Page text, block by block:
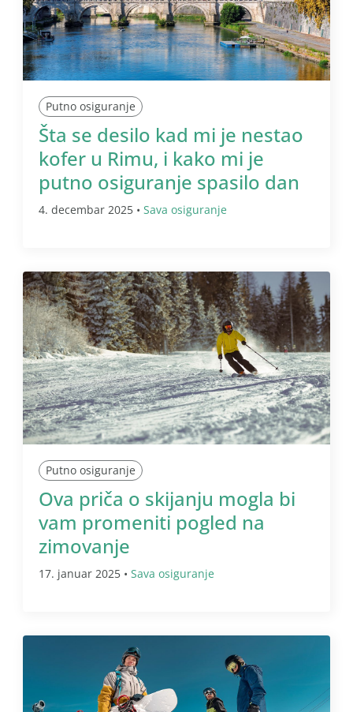
Putno osiguranje
Šta se desilo kad mi je nestao
kofer u Rimu, i kako mi je
putno osiguranje spasilo dan
4. decembar 2025 • Sava osiguranje
Putno osiguranje
Ova priča o skijanju mogla bi
vam promeniti pogled na
zimovanje
17. januar 2025 • Sava osiguranje